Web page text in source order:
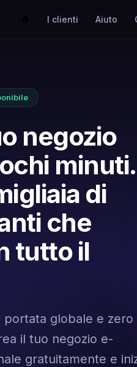
I clienti Aiuto
negozio
minuti.
di
che
tutto il
globale e zero
il tuo negozio e-
gratuitamente e